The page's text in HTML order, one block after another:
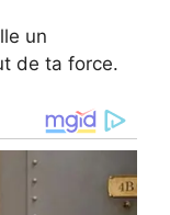
un
de ta force.